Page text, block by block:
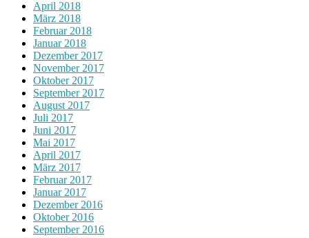
April 2018
März 2018
Februar 2018
Januar 2018
Dezember 2017
November 2017
Oktober 2017
September 2017
August 2017
Juli 2017
Juni 2017
Mai 2017
April 2017
März 2017
Februar 2017
Januar 2017
Dezember 2016
Oktober 2016
September 2016